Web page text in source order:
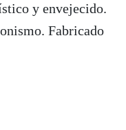
y envejecido.
Fabricado